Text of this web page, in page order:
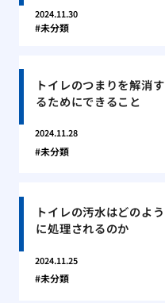
2024.11.30
未分類
トイレのつまりを解消す
るためにできること
2024.11.28
未分類
トイレの汚水はどのよう
に処理されるのか
2024.11.25
未分類